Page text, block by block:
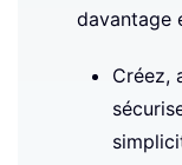
davantage
Créez,